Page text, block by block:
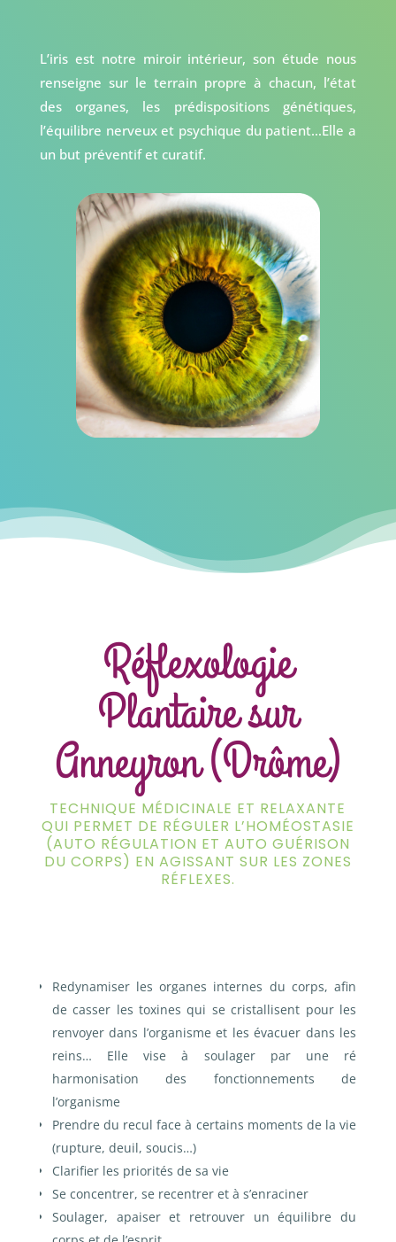
L’iris est notre miroir intérieur, son étude nous
renseigne sur le terrain propre à chacun, l’état
des organes, les prédispositions génétiques,
l’équilibre nerveux et psychique du patient…Elle a
un but préventif et curatif.
Réflexologie
Plantaire sur
Anneyron (Drôme)
TECHNIQUE MÉDICINALE ET RELAXANTE
QUI PERMET DE RÉGULER L’HOMÉOSTASIE
(AUTO RÉGULATION ET AUTO GUÉRISON
DU CORPS) EN AGISSANT SUR LES ZONES
RÉFLEXES.
Redynamiser les organes internes du corps, afin
de casser les toxines qui se cristallisent pour les
renvoyer dans l’organisme et les évacuer dans les
reins… Elle vise à soulager par une ré
harmonisation des fonctionnements de
l’organisme
Prendre du recul face à certains moments de la vie
(rupture, deuil, soucis…)
Clarifier les priorités de sa vie
Se concentrer, se recentrer et à s’enraciner
Soulager, apaiser et retrouver un équilibre du